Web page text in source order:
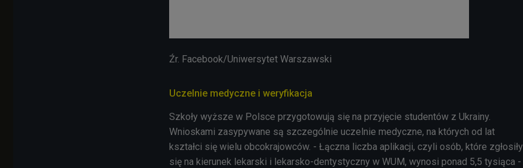
Źr. Facebook/Uniwersytet Warszawski
Uczelnie medyczne i weryfikacja
Szkoły wyższe w Polsce przygotowują się na przyjęcie studentów z Ukrainy.
Wnioskami zasypywane są szczególnie uczelnie medyczne, na których od lat
kształci się wielu obcokrajowców. - Łączna liczba aplikacji, czyli osób, które zgłosiły
się na kierunek lekarski i lekarsko-dentystyczny w WUM, wynosi ponad 5,5 tysiąca -